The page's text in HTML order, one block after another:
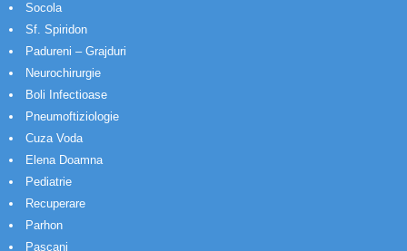
Socola
Sf. Spiridon
Padureni – Grajduri
Neurochirurgie
Boli Infectioase
Pneumoftiziologie
Cuza Voda
Elena Doamna
Pediatrie
Recuperare
Parhon
Pascani